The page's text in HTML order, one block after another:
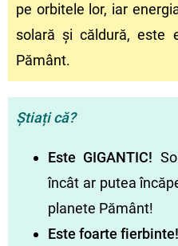
pe orbitele lor, iar
solară și căldură, este
Pământ.
Știați că?
Este GIGANTIC!
încât ar putea
planete Pământ!
Este foarte fierbinte!